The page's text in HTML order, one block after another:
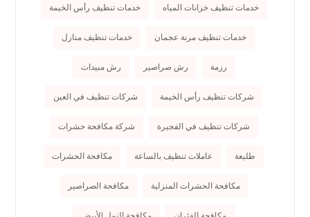
خدمات تنظيف خزانات المياه خدمات تنظيف رأس الخيمة
خدمات تنظيف مرنة عجمان خدمات تنظيف منازل
رزمة رش صراصير رش مبيدات
شركات تنظيف رأس الخيمة شركات تنظيف في العين
شركات تنظيف في الفجيرة شركة مكافحة حشرات
طليعة عاملات تنظيف بالساعة مكافحة الحشرات
مكافحة الحشرات المنزلية مكافحة الصراصير